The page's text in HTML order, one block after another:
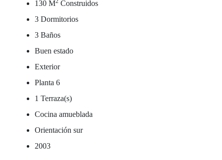
130 M Construidos
3 Dormitorios
3 Baños
Buen estado
Exterior
Planta 6
1 Terraza(s)
Cocina amueblada
Orientación sur
2003